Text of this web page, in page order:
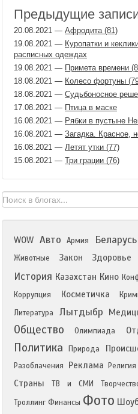
Предыдущие
20.08.2021 — Афродита (81)
19.08.2021 — Куропатки и
расписных одеждах
19.08.2021 — Примета времени
18.08.2021 — Колесо фортуны
18.08.2021 — Судьбоносное
17.08.2021 — Птица в маске
16.08.2021 — Рябки в пустыне
16.08.2021 — Загадка. Красное,
16.08.2021 — Летят утки (77)
15.08.2021 — Три грации (76)
WOW Авто Армия Беларусь
Животные
Закон Здоровье
История Казахстан Кино
Коррупция Косметичка
Литература Лытдыбр
Общество Олимпиада
Политика Природа
Разоблачения
Реклама Религия
Страны
ТВ и СМИ
Троллинг Финансы Фото